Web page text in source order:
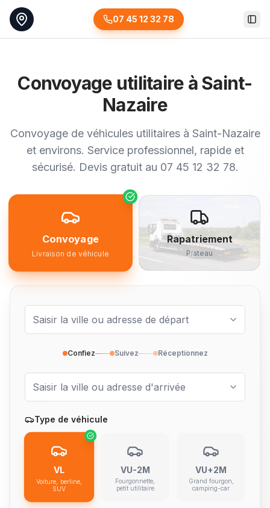
07 45 12 32 78
Convoyage utilitaire à Saint-
Nazaire
Convoyage de véhicules utilitaires à Saint-Nazaire
et environs. Service professionnel, rapide et
sécurisé. Devis gratuit au 07 45 12 32 78.
Convoyage
Livraison de véhicule
Rapatriement
Plateau
Confiez Suivez Réceptionnez
Type de véhicule
VL
Voiture, berline,
SUV
VU-2M
Fourgonnette,
petit utilitaire
VU+2M
Grand fourgon,
camping-car